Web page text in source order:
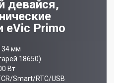
девайся,
eVic Primo
мм
18650)
Вт
Smart/RTC/USB